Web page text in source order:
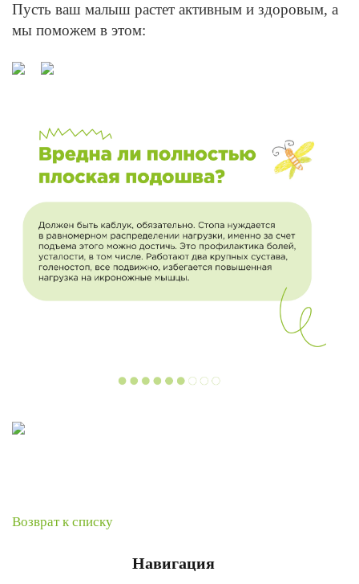
Пусть ваш малыш растет активным и здоровым, а
мы поможем в этом:
Возврат к списку
Навигация